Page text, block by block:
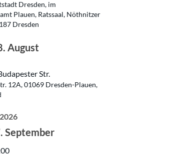
Dresden, im
Plauen, Ratssaal, Nöthnitzer
Dresden
August
Str.
12A, 01069 Dresden-Plauen,
September